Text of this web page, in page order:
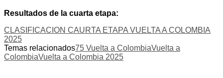
Resultados de la cuarta etapa:
CLASIFICACION CAURTA ETAPA VUELTA A COLOMBIA
2025
Temas relacionados75 Vuelta a ColombiaVuelta a
ColombiaVuelta a Colombia 2025